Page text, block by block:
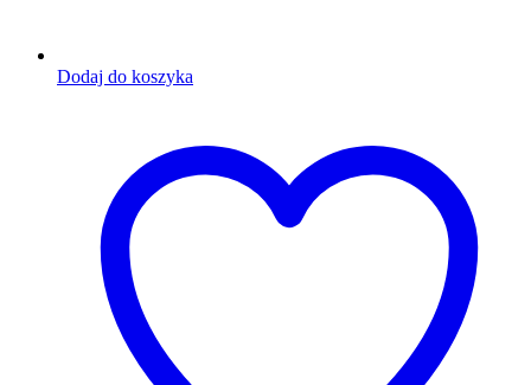
Dodaj do koszyka